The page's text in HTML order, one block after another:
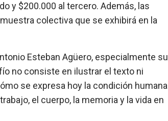
y $200.000 al tercero. Además, las
colectiva que se exhibirá en la
Esteban Agüero, especialmente su
no consiste en ilustrar el texto ni
se expresa hoy la condición humana
el cuerpo, la memoria y la vida en